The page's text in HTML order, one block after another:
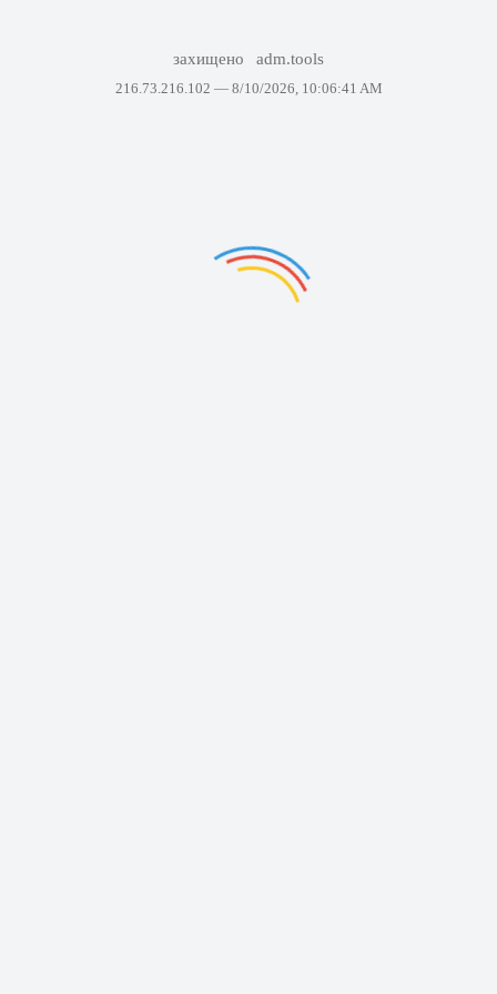
захищено adm.tools
216.73.216.102 — 8/10/2026, 10:06:41 AM